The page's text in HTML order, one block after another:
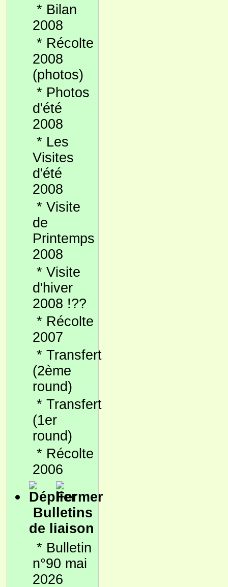
* Bilan
2008
* Récolte
2008
(photos)
* Photos
d'été
2008
* Les
Visites
d'été
2008
* Visite
de
Printemps
2008
* Visite
d'hiver
2008 !??
* Récolte
2007
* Transfert
(2ème
round)
* Transfert
(1er
round)
* Récolte
2006
Bulletins
de liaison
* Bulletin
n°90 mai
2026